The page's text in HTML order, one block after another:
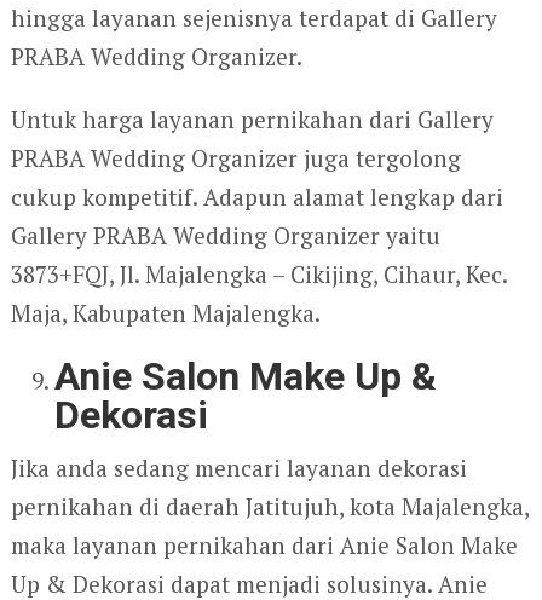
hingga layanan sejenisnya terdapat di Gallery
PRABA Wedding Organizer.
Untuk harga layanan pernikahan dari Gallery
PRABA Wedding Organizer juga tergolong
cukup kompetitif. Adapun alamat lengkap dari
Gallery PRABA Wedding Organizer yaitu
3873+FQJ, Jl. Majalengka – Cikijing, Cihaur, Kec.
Maja, Kabupaten Majalengka.
Anie Salon Make Up &
Dekorasi
Jika anda sedang mencari layanan dekorasi
pernikahan di daerah Jatitujuh, kota Majalengka,
maka layanan pernikahan dari Anie Salon Make
Up & Dekorasi dapat menjadi solusinya. Anie